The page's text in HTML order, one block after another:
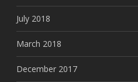
July 2018
March 2018
December 2017